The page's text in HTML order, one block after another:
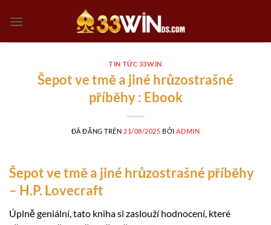
đến
TIN TỨC 33WIN
Šepot ve tmě a jiné hrůzostrašné
příběhy : Ebook
ĐÃ ĐĂNG TRÊN 21/08/2025 BỞI ADMIN
Šepot ve tmě a jiné hrůzostrašné příběhy
– H.P. Lovecraft
Úplně geniální, tato kniha si zaslouží hodnocení, které